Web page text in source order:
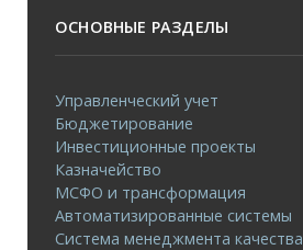
ОСНОВНЫЕ РАЗДЕЛЫ
Управленческий учет
Бюджетирование
Инвестиционные проекты
Казначейство
МСФО и трансформация
Автоматизированные системы
Система менеджмента качества